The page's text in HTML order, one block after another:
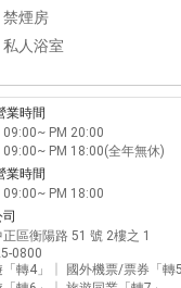
禁煙房
私人浴室